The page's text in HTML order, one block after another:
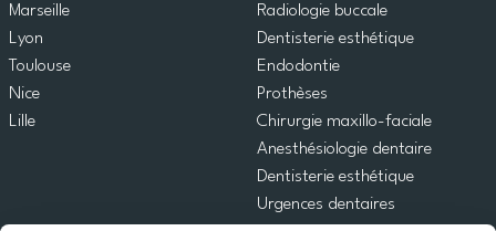
Marseille
Lyon
Toulouse
Nice
Lille
Radiologie buccale
Dentisterie esthétique
Endodontie
Prothèses
Chirurgie maxillo-faciale
Anesthésiologie dentaire
Dentisterie esthétique
Urgences dentaires